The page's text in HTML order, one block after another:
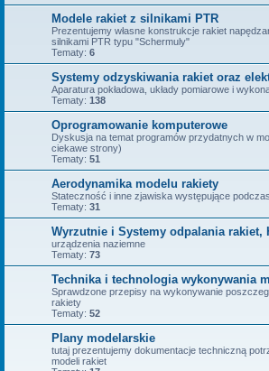
Modele rakiet z silnikami PTR
Prezentujemy własne konstrukcje rakiet
silnikami PTR typu "Schermuly"
Tematy: 6
Systemy odzyskiwania rakiet oraz
Aparatura pokładowa, układy pomiarowe i
Tematy: 138
Oprogramowanie komputerowe
Dyskusja na temat programów przydatnych w
ciekawe strony)
Tematy: 51
Aerodynamika modelu rakiety
Stateczność i inne zjawiska występujące
Tematy: 31
Wyrzutnie i Systemy odpalania rakiet,
urządzenia naziemne
Tematy: 73
Technika i technologia wykonywania
Sprawdzone przepisy na wykonywanie
rakiety
Tematy: 52
Plany modelarskie
tutaj prezentujemy dokumentacje techniczną
modeli rakiet